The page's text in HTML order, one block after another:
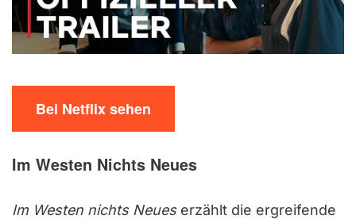
Bei Netflix sehen
Im Westen Nichts Neues
Im Westen nichts Neueserzählt die ergreifende